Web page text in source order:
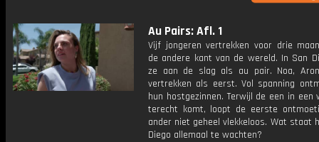
Au Pairs: Afl. 1
Vijf jongeren vertrekken voor drie
de andere kant van de wereld. In San
ze aan de slag als au pair. Noa,
vertrekken als eerst. Vol spanning
hun hostgezinnen. Terwijl de een in een
terecht komt, loopt de eerste
ander niet geheel vlekkeloos. Wat staat
Diego allemaal te wachten?